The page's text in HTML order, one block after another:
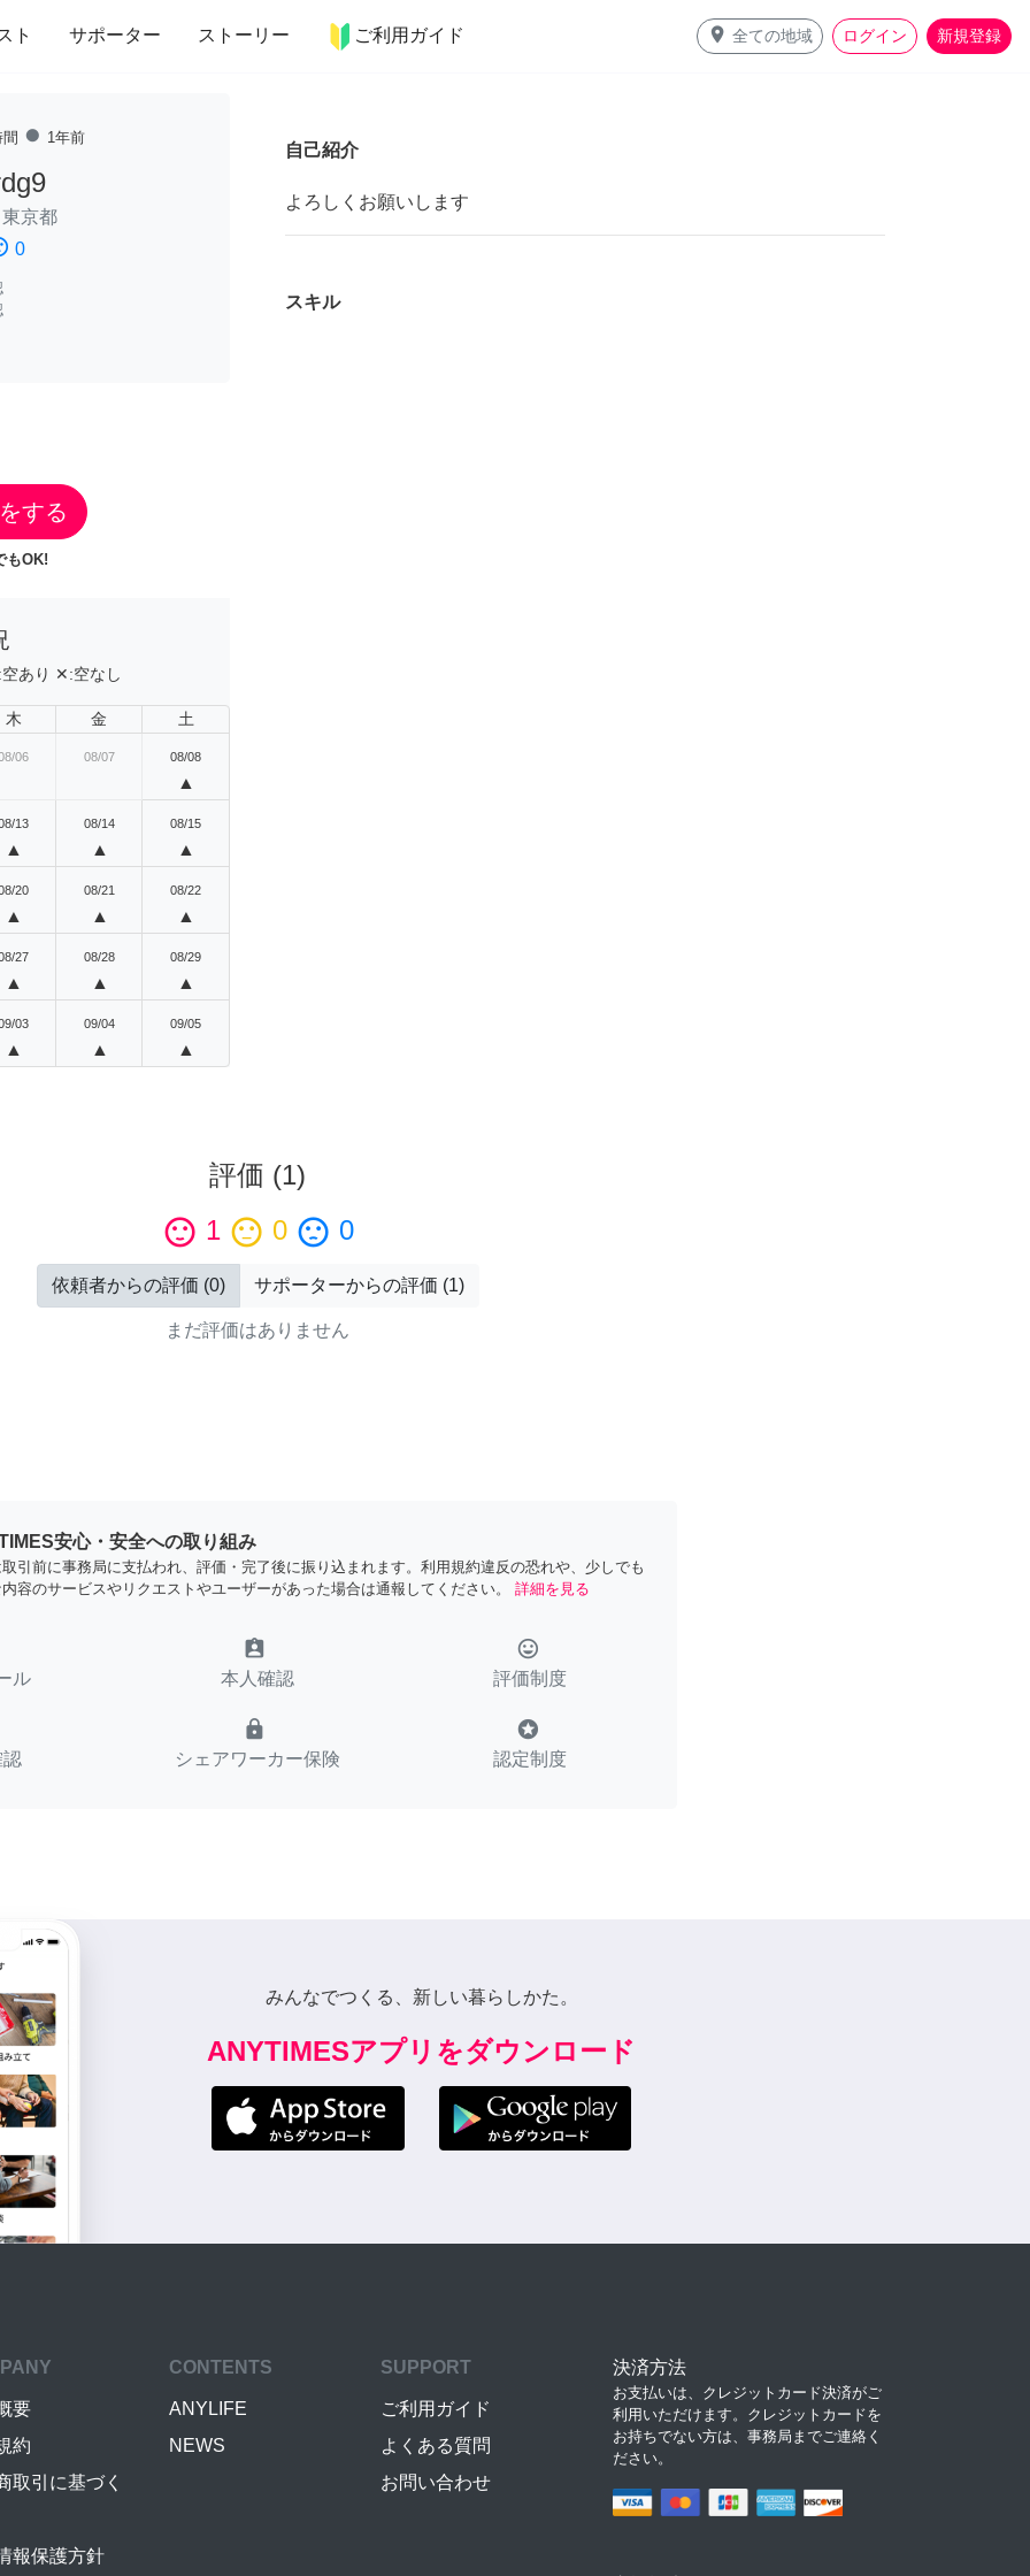
ト サポーター ストーリー ご利用ガイド place 全ての地域 ログイン 新規登録
インテリア 趣味・習い事 ペット 料理
fiber_manual_record 1年前
東京都
0
する
もOK!
空あり ✕:空なし
木 金 土
06 08/07 08/08
▲
13
▲
08/14
▲
08/15
▲
20
▲
08/21
▲
08/22
▲
27
▲
08/28
▲
08/29
▲
03
▲
09/04
▲
09/05
▲
自己紹介
よろしくお願いします
スキル
評価 (1)
sentiment_satisfied 1 sentiment_neutral 0 sentiment_dissatisfied 0
依頼者からの評価 (0) サポーターからの評価 (1)
まだ評価はありません
安心・安全への取り組み
引前に事務局に支払われ、評価・完了後に振り込まれます。利用規約違反の恐れや、少しでも
容のサービスやリクエストやユーザーがあった場合は通報してください。
詳細を見る
ル
assignment_ind
本人確認
tag_faces
評価制度
lock
シェアワーカー保険
stars
認定制度
みんなでつくる、新しい暮らしかた。
ANYTIMESアプリをダウンロード
要
約
取引に基づく
報保護方針
CONTENTS
ANYLIFE
NEWS
SUPPORT
ご利用ガイド
よくある質問
お問い合わせ
決済方法
お支払いは、クレジットカード決済がご
利用いただけます。クレジットカードを
お持ちでない方は、事務局までご連絡く
ださい。